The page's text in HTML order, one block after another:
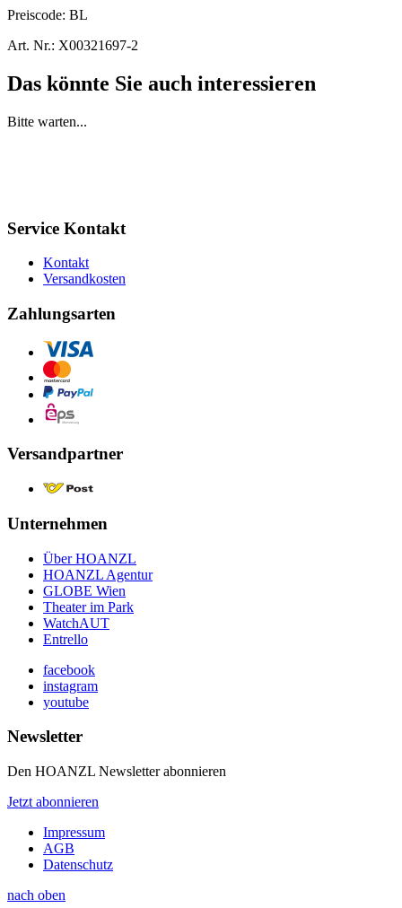
Preiscode: BL
Art. Nr.: X00321697-2
Das könnte Sie auch interessieren
Bitte warten...
Service Kontakt
Kontakt
Versandkosten
Zahlungsarten
Versandpartner
Unternehmen
Über HOANZL
HOANZL Agentur
GLOBE Wien
Theater im Park
WatchAUT
Entrello
facebook
instagram
youtube
Newsletter
Den HOANZL Newsletter abonnieren
Jetzt abonnieren
Impressum
AGB
Datenschutz
nach oben